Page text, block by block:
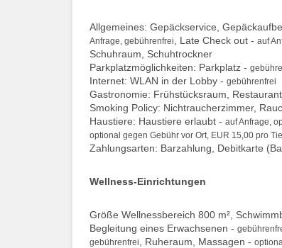
Allgemeines: Gepäckservice,
Anfrage, gebührenfrei
, Late Check out - auf
Schuhraum, Schuhtrockner
Parkplatzmöglichkeiten: Parkplatz -
Internet: WLAN in der Lobby - gebührenfrei
Gastronomie: Frühstücksraum,
Smoking Policy: Nichtraucherzimmer,
Haustiere: Haustiere erlaubt - auf Anfrage,
optional gegen Gebühr vor Ort, EUR 15,00 pro
Zahlungsarten: Barzahlung, Debitkarte
Wellness-Einrichtungen
Größe Wellnessbereich 800 m²,
Begleitung eines Erwachsenen -
gebührenfrei , Ruheraum, Massagen -